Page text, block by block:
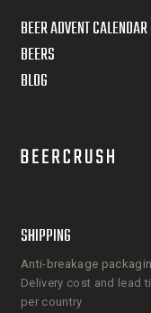
BEER ADVENT CALENDAR
BEERS
BLOG
SHIPPING
Anti-breakage
Delivery cost and lead
per country